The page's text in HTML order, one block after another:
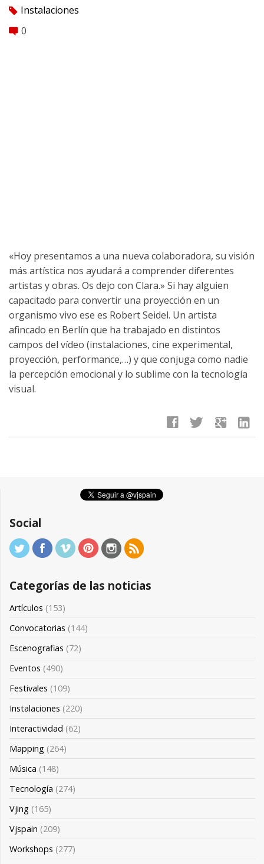
tag Instalaciones
comment 0
«Hoy presentamos a una nueva colaboradora, su visión
más artística nos ayudará a comprender diferentes
artistas y obras. Os dejo con Clara.» Si hay alguien
capacitado para convertir una proyección en un
organismo vivo ese es Robert Seidel. Un artista
afincado en Berlín que ha trabajado en distintos
campos del vídeo (instalaciones, cine experimental,
proyección, performance,…) y que conjuga como nadie
la percepción emocional y lo sublime con la tecnología
visual.
facebook twitter google linkedin
Social
Categorías de las noticias
Artículos (153)
Convocatorias (144)
Escenografias (72)
Eventos (490)
Festivales (109)
Instalaciones (220)
Interactividad (62)
Mapping (264)
Música (148)
Tecnología (274)
Vjing (165)
Vjspain (209)
Workshops (277)